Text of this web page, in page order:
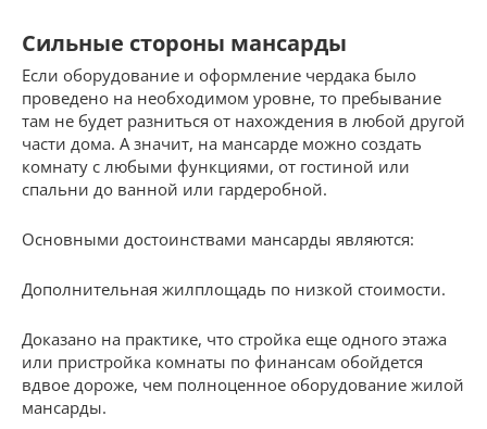
Сильные стороны мансарды
Если оборудование и оформление чердака было
проведено на необходимом уровне, то пребывание
там не будет разниться от нахождения в любой другой
части дома. А значит, на мансарде можно создать
комнату с любыми функциями, от гостиной или
спальни до ванной или гардеробной.
Основными достоинствами мансарды являются:
Дополнительная жилплощадь по низкой стоимости.
Доказано на практике, что стройка еще одного этажа
или пристройка комнаты по финансам обойдется
вдвое дороже, чем полноценное оборудование жилой
мансарды.